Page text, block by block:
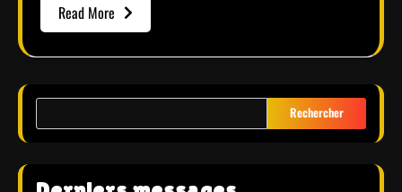
Read More
Rechercher